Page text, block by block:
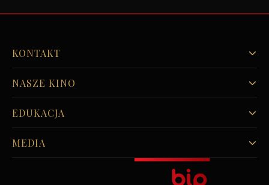
KONTAKT
NASZE KINO
EDUKACJA
MEDIA